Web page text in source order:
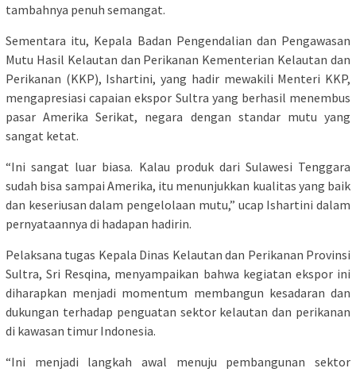
tambahnya penuh semangat.
Sementara itu, Kepala Badan Pengendalian dan Pengawasan
Mutu Hasil Kelautan dan Perikanan Kementerian Kelautan dan
Perikanan (KKP), Ishartini, yang hadir mewakili Menteri KKP,
mengapresiasi capaian ekspor Sultra yang berhasil menembus
pasar Amerika Serikat, negara dengan standar mutu yang
sangat ketat.
“Ini sangat luar biasa. Kalau produk dari Sulawesi Tenggara
sudah bisa sampai Amerika, itu menunjukkan kualitas yang baik
dan keseriusan dalam pengelolaan mutu,” ucap Ishartini dalam
pernyataannya di hadapan hadirin.
Pelaksana tugas Kepala Dinas Kelautan dan Perikanan Provinsi
Sultra, Sri Resqina, menyampaikan bahwa kegiatan ekspor ini
diharapkan menjadi momentum membangun kesadaran dan
dukungan terhadap penguatan sektor kelautan dan perikanan
di kawasan timur Indonesia.
“Ini menjadi langkah awal menuju pembangunan sektor